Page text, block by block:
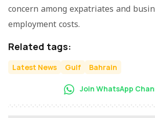
concern among expatriates and
employment costs.
Related tags:
Latest News Gulf Bahrain
Join WhatsApp